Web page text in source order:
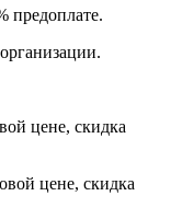
предоплате.
цене, скидка
цене, скидка